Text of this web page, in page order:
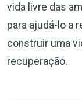
vida livre das
para ajudá-lo a
construir uma
recuperação.